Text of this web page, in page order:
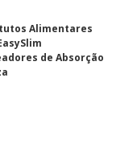
Alimentares
de Absorção